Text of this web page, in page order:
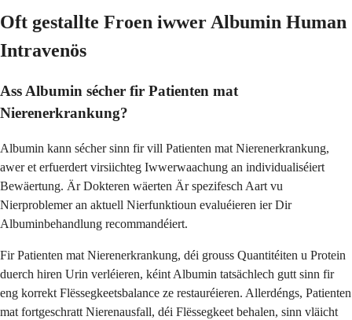
Oft gestallte Froen iwwer Albumin Human
Intravenös
Ass Albumin sécher fir Patienten mat
Nierenerkrankung?
Albumin kann sécher sinn fir vill Patienten mat Nierenerkrankung,
awer et erfuerdert virsiichteg Iwwerwaachung an individualiséiert
Bewäertung. Är Dokteren wäerten Är spezifesch Aart vu
Nierproblemer an aktuell Nierfunktioun evaluéieren ier Dir
Albuminbehandlung recommandéiert.
Fir Patienten mat Nierenerkrankung, déi grouss Quantitéiten u Protein
duerch hiren Urin verléieren, kéint Albumin tatsächlech gutt sinn fir
eng korrekt Flëssegkeetsbalance ze restauréieren. Allerdéngs, Patienten
mat fortgeschratt Nierenausfall, déi Flëssegkeet behalen, sinn vläicht